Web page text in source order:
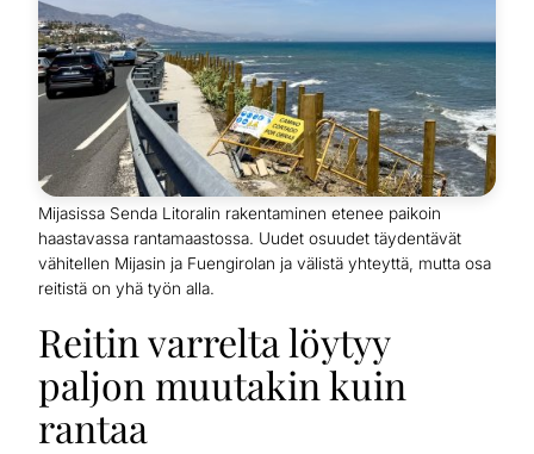
Mijasissa Senda Litoralin rakentaminen etenee paikoin
haastavassa rantamaastossa. Uudet osuudet täydentävät
vähitellen Mijasin ja Fuengirolan ja välistä yhteyttä, mutta osa
reitistä on yhä työn alla.
Reitin varrelta löytyy
paljon muutakin kuin
rantaa